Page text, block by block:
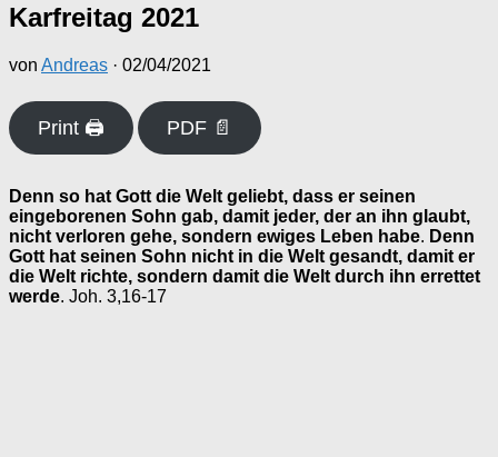
Karfreitag 2021
von Andreas · 02/04/2021
Print 🖨 PDF 📄
Denn so hat Gott die Welt geliebt, dass er seinen
eingeborenen Sohn gab, damit jeder, der an ihn glaubt,
nicht verloren gehe, sondern ewiges Leben habe. Denn
Gott hat seinen Sohn nicht in die Welt gesandt, damit er
die Welt richte, sondern damit die Welt durch ihn errettet
werde. Joh. 3,16-17